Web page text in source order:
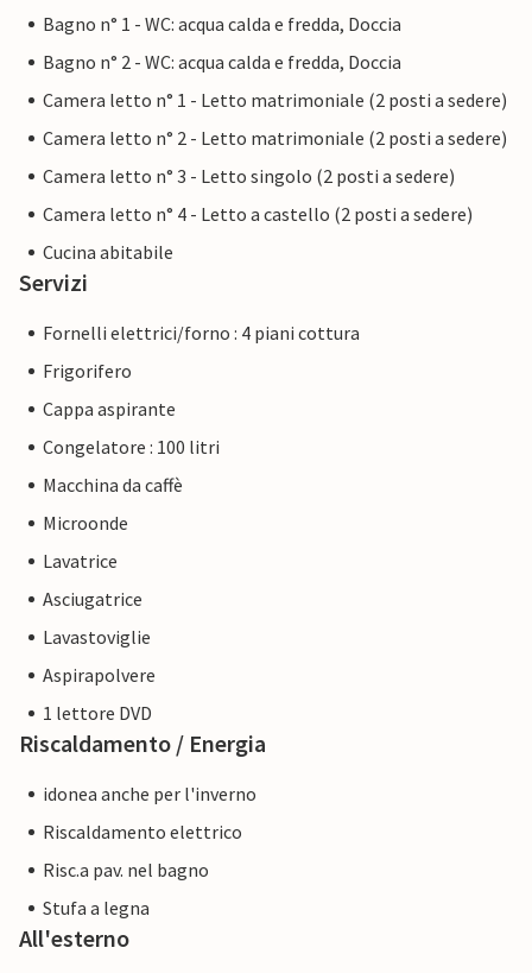
Bagno n° 1 - WC: acqua calda e fredda, Doccia
Bagno n° 2 - WC: acqua calda e fredda, Doccia
Camera letto n° 1 - Letto matrimoniale (2 posti a sedere)
Camera letto n° 2 - Letto matrimoniale (2 posti a sedere)
Camera letto n° 3 - Letto singolo (2 posti a sedere)
Camera letto n° 4 - Letto a castello (2 posti a sedere)
Cucina abitabile
Servizi
Fornelli elettrici/forno : 4 piani cottura
Frigorifero
Cappa aspirante
Congelatore : 100 litri
Macchina da caffè
Microonde
Lavatrice
Asciugatrice
Lavastoviglie
Aspirapolvere
1 lettore DVD
Riscaldamento / Energia
idonea anche per l'inverno
Riscaldamento elettrico
Risc.a pav. nel bagno
Stufa a legna
All'esterno